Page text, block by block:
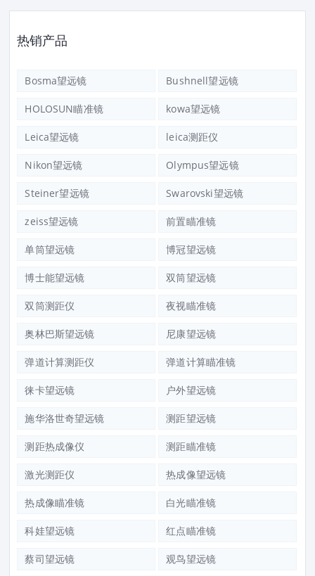
热销产品
Bosma望远镜 Bushnell望远镜
HOLOSUN瞄准镜 kowa望远镜
Leica望远镜 leica测距仪
Nikon望远镜 Olympus望远镜
Steiner望远镜 Swarovski望远镜
zeiss望远镜 前置瞄准镜
单筒望远镜 博冠望远镜
博士能望远镜 双筒望远镜
双筒测距仪 夜视瞄准镜
奥林巴斯望远镜 尼康望远镜
弹道计算测距仪 弹道计算瞄准镜
徕卡望远镜 户外望远镜
施华洛世奇望远镜 测距望远镜
测距热成像仪 测距瞄准镜
激光测距仪 热成像望远镜
热成像瞄准镜 白光瞄准镜
科娃望远镜 红点瞄准镜
蔡司望远镜 观鸟望远镜